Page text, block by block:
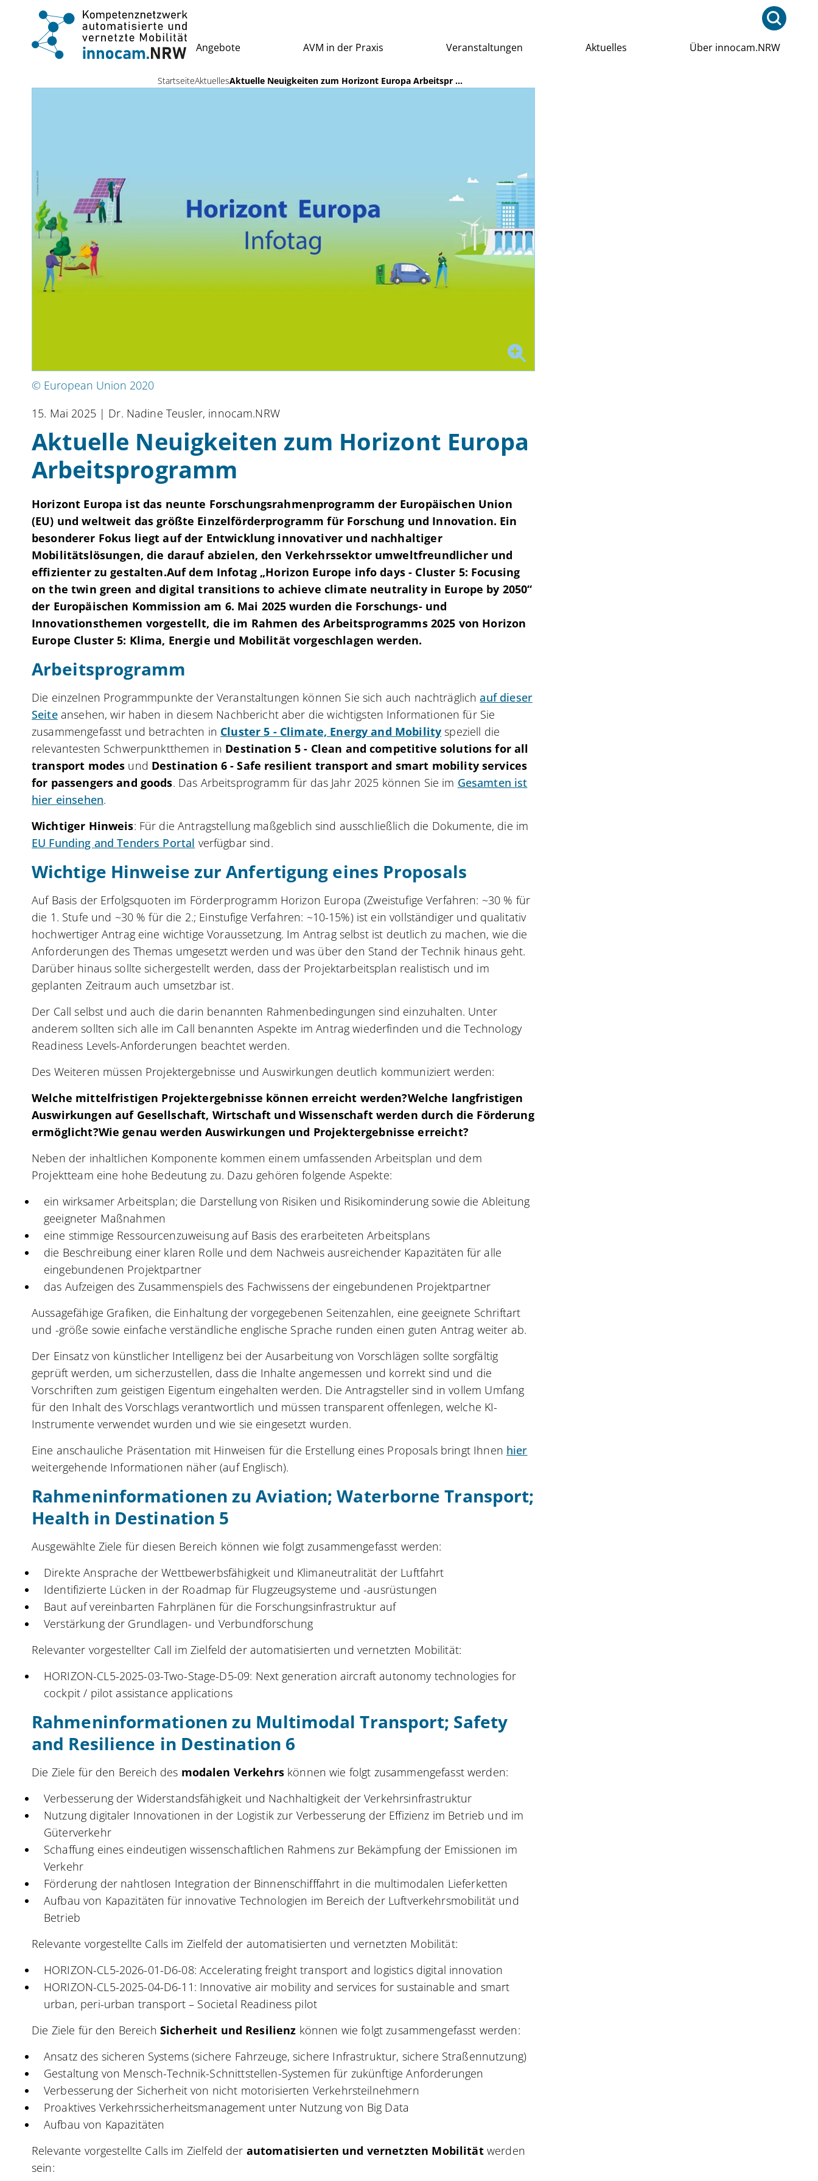
Angebote AVM in der Praxis Veranstaltungen Aktuelles Über innocam.NRW
StartseiteAktuellesAktuelle Neuigkeiten zum Horizont Europa Arbeitspr ...
© European Union 2020
Aktuelle Neuigkeiten zum Horizont Europa
Arbeitsprogramm
15. Mai 2025 | Dr. Nadine Teusler, innocam.NRW
Horizont Europa ist das neunte Forschungsrahmenprogramm der Europäischen Union
(EU) und weltweit das größte Einzelförderprogramm für Forschung und Innovation. Ein
besonderer Fokus liegt auf der Entwicklung innovativer und nachhaltiger
Mobilitätslösungen, die darauf abzielen, den Verkehrssektor umweltfreundlicher und
effizienter zu gestalten.Auf dem Infotag „Horizon Europe info days - Cluster 5: Focusing
on the twin green and digital transitions to achieve climate neutrality in Europe by 2050“
der Europäischen Kommission am 6. Mai 2025 wurden die Forschungs- und
Innovationsthemen vorgestellt, die im Rahmen des Arbeitsprogramms 2025 von Horizon
Europe Cluster 5: Klima, Energie und Mobilität vorgeschlagen werden.
Arbeitsprogramm
Die einzelnen Programmpunkte der Veranstaltungen können Sie sich auch nachträglichauf dieser
Seiteansehen, wir haben in diesem Nachbericht aber die wichtigsten Informationen für Sie
zusammengefasst und betrachten in Cluster 5 - Climate, Energy and Mobility speziell die
relevantesten Schwerpunktthemen in Destination 5 - Clean and competitive solutions for all
transport modes und Destination 6 - Safe resilient transport and smart mobility services
for passengers and goods. Das Arbeitsprogramm für das Jahr 2025 können Sie im Gesamten ist
hier einsehen.
Wichtiger Hinweis: Für die Antragstellung maßgeblich sind ausschließlich die Dokumente, die im
EU Funding and Tenders Portal verfügbar sind.
Wichtige Hinweise zur Anfertigung eines Proposals
Auf Basis der Erfolgsquoten im Förderprogramm Horizon Europa (Zweistufige Verfahren: ~30 % für
die 1. Stufe und ~30 % für die 2.; Einstufige Verfahren: ~10-15%) ist ein vollständiger und qualitativ
hochwertiger Antrag eine wichtige Voraussetzung. Im Antrag selbst ist deutlich zu machen, wie die
Anforderungen des Themas umgesetzt werden und was über den Stand der Technik hinaus geht.
Darüber hinaus sollte sichergestellt werden, dass der Projektarbeitsplan realistisch und im
geplanten Zeitraum auch umsetzbar ist.
Der Call selbst und auch die darin benannten Rahmenbedingungen sind einzuhalten. Unter
anderem sollten sich alle im Call benannten Aspekte im Antrag wiederfinden und die Technology
Readiness Levels-Anforderungen beachtet werden.
Des Weiteren müssen Projektergebnisse und Auswirkungen deutlich kommuniziert werden:
Welche mittelfristigen Projektergebnisse können erreicht werden?Welche langfristigen
Auswirkungen auf Gesellschaft, Wirtschaft und Wissenschaft werden durch die Förderung
ermöglicht?Wie genau werden Auswirkungen und Projektergebnisse erreicht?
Neben der inhaltlichen Komponente kommen einem umfassenden Arbeitsplan und dem
Projektteam eine hohe Bedeutung zu. Dazu gehören folgende Aspekte:
ein wirksamer Arbeitsplan; die Darstellung von Risiken und Risikominderung sowie die Ableitung
geeigneter Maßnahmen
eine stimmige Ressourcenzuweisung auf Basis des erarbeiteten Arbeitsplans
die Beschreibung einer klaren Rolle und dem Nachweis ausreichender Kapazitäten für alle
eingebundenen Projektpartner
das Aufzeigen des Zusammenspiels des Fachwissens der eingebundenen Projektpartner
Aussagefähige Grafiken, die Einhaltung der vorgegebenen Seitenzahlen, eine geeignete Schriftart
und -größe sowie einfache verständliche englische Sprache runden einen guten Antrag weiter ab.
Der Einsatz von künstlicher Intelligenz bei der Ausarbeitung von Vorschlägen sollte sorgfältig
geprüft werden, um sicherzustellen, dass die Inhalte angemessen und korrekt sind und die
Vorschriften zum geistigen Eigentum eingehalten werden. Die Antragsteller sind in vollem Umfang
für den Inhalt des Vorschlags verantwortlich und müssen transparent offenlegen, welche KI-
Instrumente verwendet wurden und wie sie eingesetzt wurden.
Eine anschauliche Präsentation mit Hinweisen für die Erstellung eines Proposals bringt Ihnen hier
weitergehende Informationen näher (auf Englisch).
Rahmeninformationen zu Aviation; Waterborne Transport;
Health in Destination 5
Ausgewählte Ziele für diesen Bereich können wie folgt zusammengefasst werden:
Direkte Ansprache der Wettbewerbsfähigkeit und Klimaneutralität der Luftfahrt
Identifizierte Lücken in der Roadmap für Flugzeugsysteme und -ausrüstungen
Baut auf vereinbarten Fahrplänen für die Forschungsinfrastruktur auf
Verstärkung der Grundlagen- und Verbundforschung
Relevanter vorgestellter Call im Zielfeld der automatisierten und vernetzten Mobilität:
HORIZON-CL5-2025-03-Two-Stage-D5-09: Next generation aircraft autonomy technologies for
cockpit / pilot assistance applications
Rahmeninformationen zu Multimodal Transport; Safety
and Resilience in Destination 6
Die Ziele für den Bereich des modalen Verkehrskönnen wie folgt zusammengefasst werden:
Verbesserung der Widerstandsfähigkeit und Nachhaltigkeit der Verkehrsinfrastruktur
Nutzung digitaler Innovationen in der Logistik zur Verbesserung der Effizienz im Betrieb und im
Güterverkehr
Schaffung eines eindeutigen wissenschaftlichen Rahmens zur Bekämpfung der Emissionen im
Verkehr
Förderung der nahtlosen Integration der Binnenschifffahrt in die multimodalen Lieferketten
Aufbau von Kapazitäten für innovative Technologien im Bereich der Luftverkehrsmobilität und
Betrieb
Relevante vorgestellte Calls im Zielfeld der automatisierten und vernetzten Mobilität:
HORIZON-CL5-2026-01-D6-08: Accelerating freight transport and logistics digital innovation
HORIZON-CL5-2025-04-D6-11: Innovative air mobility and services for sustainable and smart
urban, peri-urban transport – Societal Readiness pilot
Die Ziele für den Bereich Sicherheit und Resilienz können wie folgt zusammengefasst werden:
Ansatz des sicheren Systems (sichere Fahrzeuge, sichere Infrastruktur, sichere Straßennutzung)
Gestaltung von Mensch-Technik-Schnittstellen-Systemen für zukünftige Anforderungen
Verbesserung der Sicherheit von nicht motorisierten Verkehrsteilnehmern
Proaktives Verkehrssicherheitsmanagement unter Nutzung von Big Data
Aufbau von Kapazitäten
Relevante vorgestellte Calls im Zielfeld der automatisierten und vernetzten Mobilitätwerden
sein: